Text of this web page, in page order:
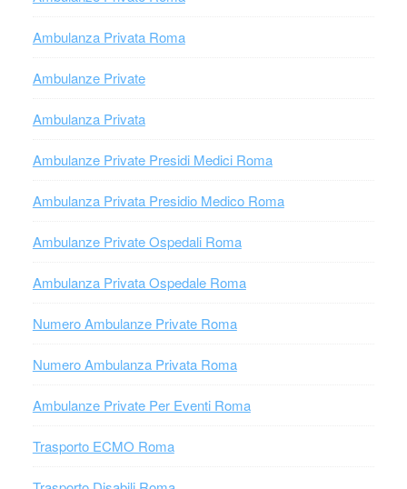
Ambulanza Privata Roma
Ambulanze Private
Ambulanza Privata
Ambulanze Private Presidi Medici Roma
Ambulanza Privata Presidio Medico Roma
Ambulanze Private Ospedali Roma
Ambulanza Privata Ospedale Roma
Numero Ambulanze Private Roma
Numero Ambulanza Privata Roma
Ambulanze Private Per Eventi Roma
Trasporto ECMO Roma